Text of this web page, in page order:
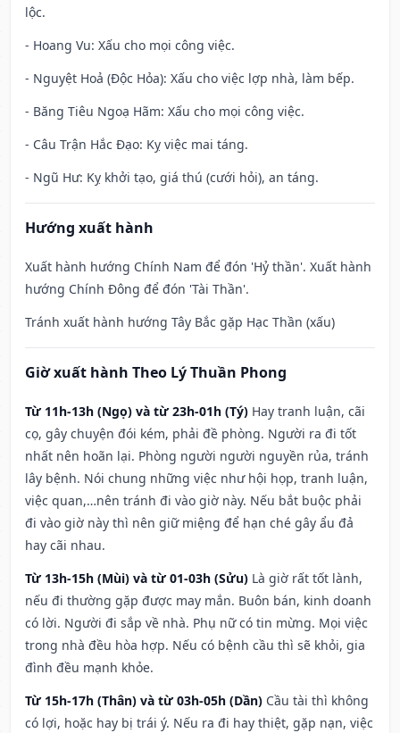
lộc.
- Hoang Vu: Xấu cho mọi công việc.
- Nguyệt Hoả (Độc Hỏa): Xấu cho việc lợp nhà, làm bếp.
- Băng Tiêu Ngoạ Hãm: Xấu cho mọi công việc.
- Câu Trận Hắc Đạo: Kỵ việc mai táng.
- Ngũ Hư: Kỵ khởi tạo, giá thú (cưới hỏi), an táng.
Hướng xuất hành
Xuất hành hướng Chính Nam để đón 'Hỷ thần'. Xuất hành
hướng Chính Đông để đón 'Tài Thần'.
Tránh xuất hành hướng Tây Bắc gặp Hạc Thần (xấu)
Giờ xuất hành Theo Lý Thuần Phong
Từ 11h-13h (Ngọ) và từ 23h-01h (Tý) Hay tranh luận, cãi
cọ, gây chuyện đói kém, phải đề phòng. Người ra đi tốt
nhất nên hoãn lại. Phòng người người nguyền rủa, tránh
lây bệnh. Nói chung những việc như hội họp, tranh luận,
việc quan,…nên tránh đi vào giờ này. Nếu bắt buộc phải
đi vào giờ này thì nên giữ miệng để hạn ché gây ẩu đả
hay cãi nhau.
Từ 13h-15h (Mùi) và từ 01-03h (Sửu) Là giờ rất tốt lành,
nếu đi thường gặp được may mắn. Buôn bán, kinh doanh
có lời. Người đi sắp về nhà. Phụ nữ có tin mừng. Mọi việc
trong nhà đều hòa hợp. Nếu có bệnh cầu thì sẽ khỏi, gia
đình đều mạnh khỏe.
Từ 15h-17h (Thân) và từ 03h-05h (Dần) Cầu tài thì không
có lợi, hoặc hay bị trái ý. Nếu ra đi hay thiệt, gặp nạn, việc